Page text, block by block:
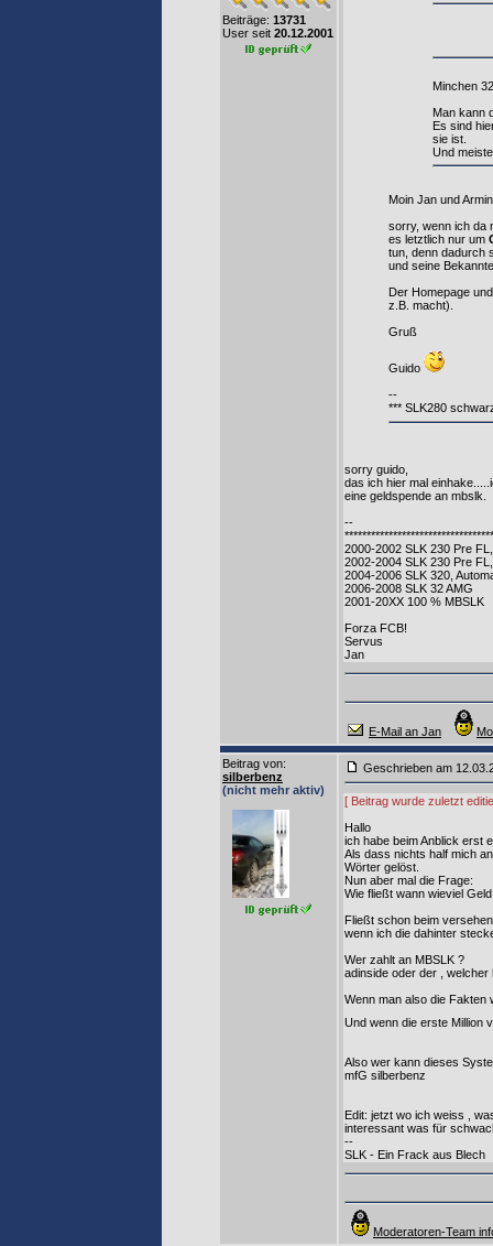
Beiträge: 13731
User seit 20.12.2001
Minchen
Man kann
Es sind
sie ist.
Und
Moin Jan und
sorry, wenn ich da
es letztlich nur um
tun, denn dadurch
und seine
Der Homepage
z.B. macht).
Gruß
Guido
--
*** SLK280
sorry guido,
das ich hier mal
eine geldspende an mbslk.
--
2000-2002 SLK 230 Pre
2002-2004 SLK 230 Pre
2004-2006 SLK 320,
2006-2008 SLK 32 AMG
2001-20XX 100 % MBSLK
Forza FCB!
Servus
Jan
E-Mail an Jan
Beitrag von:
silberbenz
(nicht mehr aktiv)
Geschrieben am
[ Beitrag wurde zuletzt
Hallo
ich habe beim Anblick erst
Als dass nichts half mich
Wörter gelöst.
Nun aber mal die Frage:
Wie fließt wann wieviel
Fließt schon beim
wenn ich die dahinter
Wer zahlt an MBSLK ?
adinside oder der ,
Wenn man also die Fakten
Und wenn die erste Million
Also wer kann dieses
mfG silberbenz
Edit: jetzt wo ich weiss ,
interessant was für
--
SLK - Ein Frack aus Blech
Moderatoren-Team